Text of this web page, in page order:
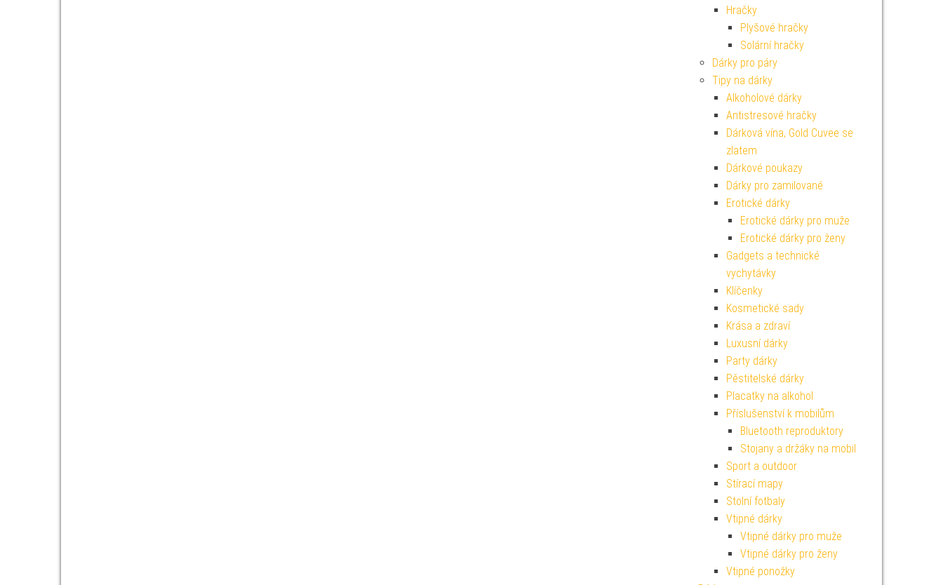
Hračky
Plyšové hračky
Solární hračky
Dárky pro páry
Tipy na dárky
Alkoholové dárky
Antistresové hračky
Dárková vína, Gold Cuvee se
zlatem
Dárkové poukazy
Dárky pro zamilované
Erotické dárky
Erotické dárky pro muže
Erotické dárky pro ženy
Gadgets a technické
vychytávky
Klíčenky
Kosmetické sady
Krása a zdraví
Luxusní dárky
Party dárky
Pěstitelské dárky
Placatky na alkohol
Příslušenství k mobilům
Bluetooth reproduktory
Stojany a držáky na mobil
Sport a outdoor
Stírací mapy
Stolní fotbaly
Vtipné dárky
Vtipné dárky pro muže
Vtipné dárky pro ženy
Vtipné ponožky